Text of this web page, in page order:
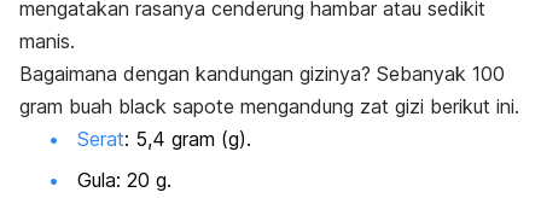
mengatakan rasanya cenderung hambar atau sedikit
manis.
Bagaimana dengan kandungan gizinya? Sebanyak 100
gram buah black sapote mengandung zat gizi berikut ini.
Serat: 5,4 gram (g).
Gula: 20 g.